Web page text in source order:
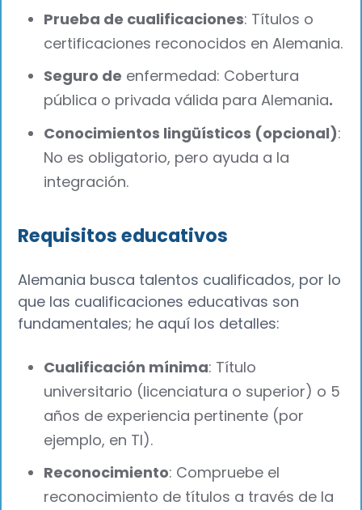
Prueba de cualificaciones: Títulos o
certificaciones reconocidos en Alemania.
Seguro de enfermedad: Cobertura
pública o privada válida para Alemania.‍
Conocimientos lingüísticos (opcional):
No es obligatorio, pero ayuda a la
integración.
Requisitos educativos
Alemania busca talentos cualificados, por lo
que las cualificaciones educativas son
fundamentales; he aquí los detalles:
Cualificación mínima: Título
universitario (licenciatura o superior) o 5
años de experiencia pertinente (por
ejemplo, en TI).
Reconocimiento: Compruebe el
reconocimiento de títulos a través de la